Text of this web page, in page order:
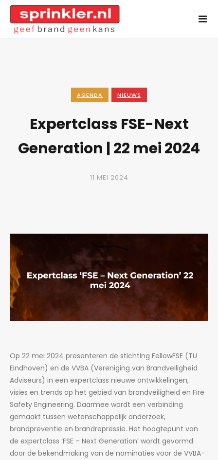
AGENDA NIEUWS
Expertclass FSE-Next
Generation | 22 mei 2024
11 MEI 2024
Op 22 mei 2024 presenteren de stichting FellowFSE (TU
Eindhoven) en de VVBA (Vereniging van Brandveiligheid
Adviseurs) in een expertclass nieuwe ontwikkelingen,
visies en trends op het gebied van brandveiligheid en Fire
Safety Engineering. Daarmee wordt een verbinding
gemaakt tussen wetenschappelijk onderzoek,
brandpreventie en brandrepressie. Het hoogtepunt van
de expertclass ‘FSE – Next Generation’ wordt gevormd
door de bekendmaking van de nominaties voor de VVBA-